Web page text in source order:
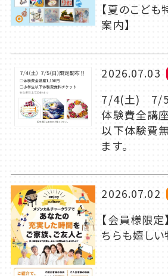
【夏のこど
案内】
2026.07.03
7/4(土) 7/
体験費全講
以下体験費
ます。
2026.07.02
【会員様限
ちらも嬉しい